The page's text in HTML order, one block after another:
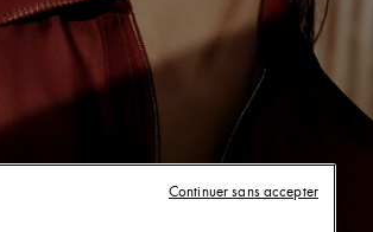
Continuer sans accepter